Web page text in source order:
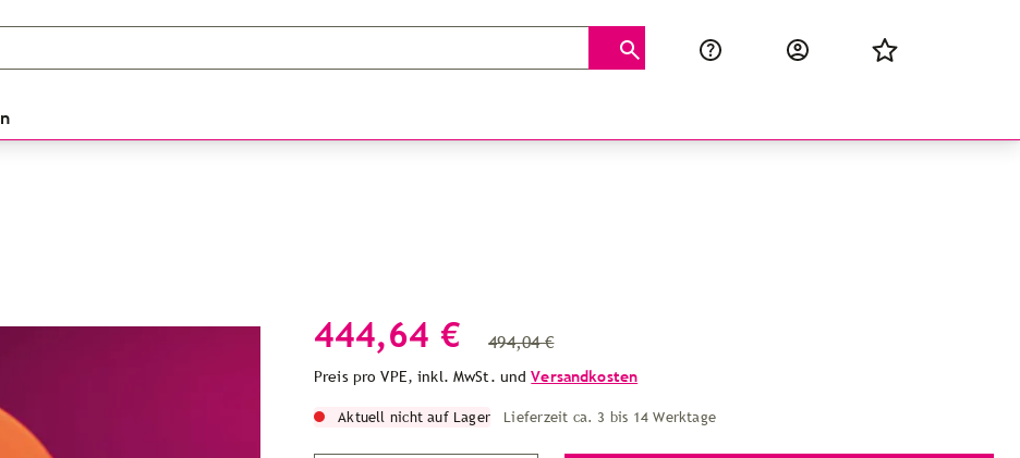
444,64 € 494,04 €
Preis pro VPE, inkl. MwSt. undVersandkosten
Aktuell nicht auf Lager Lieferzeit ca. 3 bis 14 Werktage